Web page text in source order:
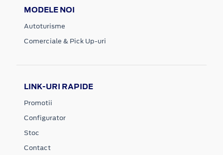
MODELE NOI
Autoturisme
Comerciale & Pick Up-uri
LINK-URI RAPIDE
Promotii
Configurator
Stoc
Contact